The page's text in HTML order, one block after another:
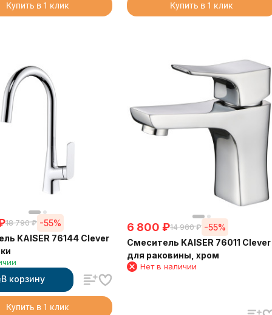
Купить в 1 клик Купить в 1 клик
18 790 ₽ -55%
KAISER 76144 Clever
В корзину
Купить в 1 клик
6 800 ₽14 960 ₽ -55%
Смеситель KAISER 76011 Clever
для раковины, хром
Нет в наличии